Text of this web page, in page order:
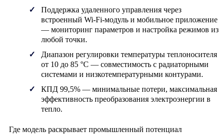
Поддержка удаленного управления через
встроенный Wi-Fi-модуль и мобильное приложение
— мониторинг параметров и настройка режимов из
любой точки.
Диапазон регулировки температуры теплоносителя
от 10 до 85 °C — совместимость с радиаторными
системами и низкотемпературными контурами.
КПД 99,5% — минимальные потери, максимальная
эффективность преобразования электроэнергии в
тепло.
Где модель раскрывает промышленный потенциал